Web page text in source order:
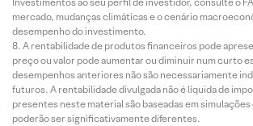
mercado, mudanças climáticas e o cenário
desempenho do investimento.
A rentabilidade de produtos financeiros pode
preço ou valor pode aumentar ou diminuir num curto
desempenhos anteriores não são necessariamente
futuros. A rentabilidade divulgada não é líquida de
presentes neste material são baseadas em
poderão ser significativamente diferentes.